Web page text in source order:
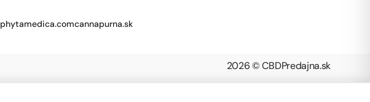
phytamedica.comcannapurna.sk
2026 © CBDPredajna.sk